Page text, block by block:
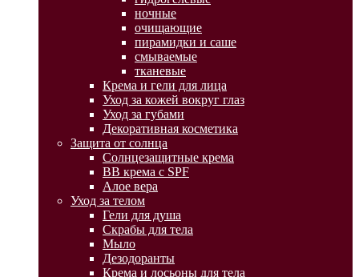
ночные
очищающие
пирамидки и саше
смываемые
тканевые
Крема и гели для лица
Уход за кожей вокруг глаз
Уход за губами
Декоративная косметика
Защита от солнца
Солнцезащитные крема
BB крема с SPF
Алое вера
Уход за телом
Гели для душа
Скрабы для тела
Мыло
Дезодоранты
Крема и лосьоны для тела